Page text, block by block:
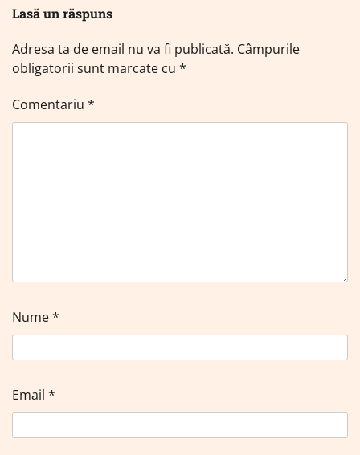
Lasă un răspuns
Adresa ta de email nu va fi publicată. Câmpurile
obligatorii sunt marcate cu *
Comentariu *
Nume*
Email *